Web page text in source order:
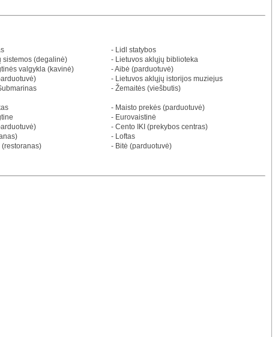
sistemos (degalinė)
valgykla (kavinė)
- Lidl statybos
- Lietuvos aklųjų biblioteka
- Aibė (parduotuvė)
- Lietuvos aklųjų istorijos muziejus
- Žemaitės (viešbutis)
- Maisto prekės (parduotuvė)
- Eurovaistinė
- Cento IKI (prekybos centras)
- Loftas
- Bitė (parduotuvė)